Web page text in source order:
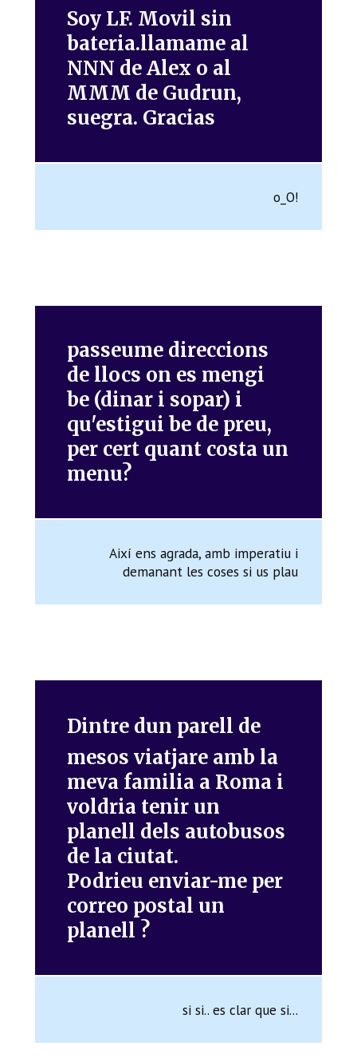
Soy LF. Movil sin
bateria.llamame al
NNN de Alex o al
MMM de Gudrun,
suegra. Gracias
o_O!
passeume direccions
de llocs on es mengi
be (dinar i sopar) i
qu'estigui be de preu,
per cert quant costa un
menu?
Així ens agrada, amb imperatiu i
demanant les coses si us plau
Dintre dun parell de
mesos viatjare amb la
meva familia a Roma i
voldria tenir un
planell dels autobusos
de la ciutat.
Podrieu enviar-me per
correo postal un
planell ?
si si.. es clar que si...